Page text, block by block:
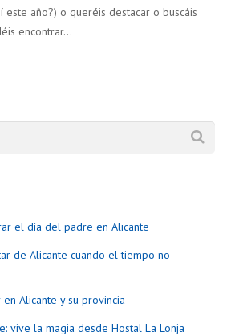
este año?) o queréis destacar o buscáis
encontrar…
el día del padre en Alicante
de Alicante cuando el tiempo no
Alicante y su provincia
vive la magia desde Hostal La Lonja